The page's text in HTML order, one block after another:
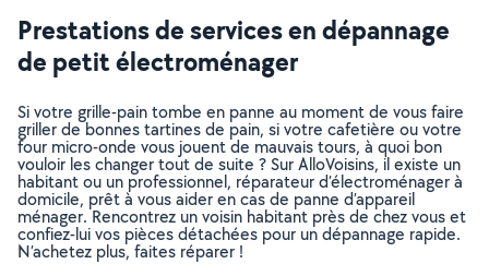
Prestations de services en dépannage
de petit électroménager
Si votre grille-pain tombe en panne au moment de vous faire
griller de bonnes tartines de pain, si votre cafetière ou votre
four micro-onde vous jouent de mauvais tours, à quoi bon
vouloir les changer tout de suite ? Sur AlloVoisins, il existe un
habitant ou un professionnel, réparateur d’électroménager à
domicile, prêt à vous aider en cas de panne d’appareil
ménager. Rencontrez un voisin habitant près de chez vous et
confiez-lui vos pièces détachées pour un dépannage rapide.
N’achetez plus, faites réparer !